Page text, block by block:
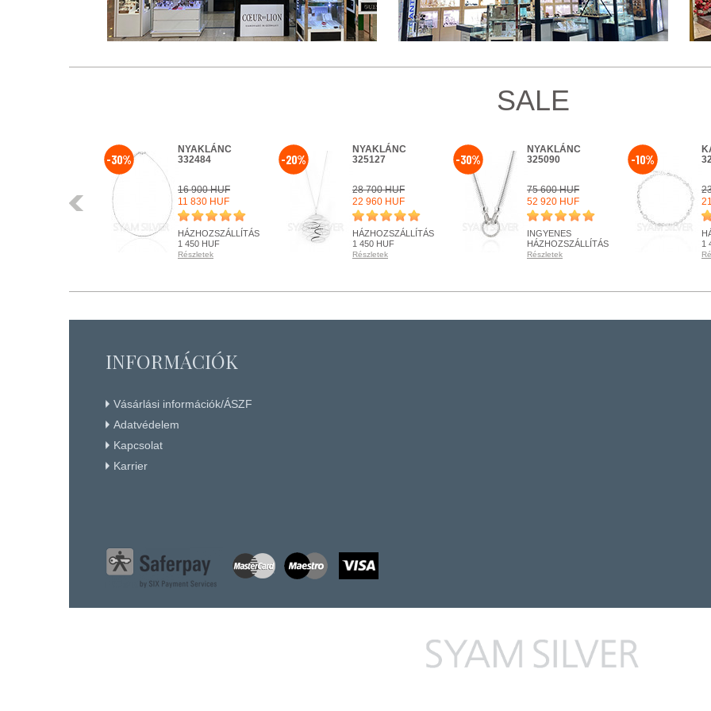
SALE
NYAKLÁNC
332484
16 900 HUF
11 830 HUF
-30%
HÁZHOZSZÁLLÍTÁS
1 450 HUF
Részletek
NYAKLÁNC
325127
28 700 HUF
22 960 HUF
-20%
HÁZHOZSZÁLLÍTÁS
1 450 HUF
Részletek
NYAKLÁNC
325090
75 600 HUF
52 920 HUF
-30%
INGYENES
HÁZHOZSZÁLLÍTÁS
Részletek
-10%
1
INFORMÁCIÓK
Vásárlási információk/ÁSZF
Adatvédelem
Kapcsolat
Karrier